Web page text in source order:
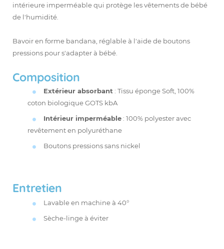
intérieure imperméable qui protège les vêtements de bébé
de l'humidité.
Bavoir en forme bandana, réglable à l'aide de boutons
pressions pour s'adapter à bébé.
Composition
Extérieur absorbant : Tissu éponge Soft, 100%
coton biologique GOTS kbA
Intérieur imperméable : 100% polyester avec
revêtement en polyuréthane
Boutons pressions sans nickel
Entretien
Lavable en machine à 40°
Sèche-linge à éviter